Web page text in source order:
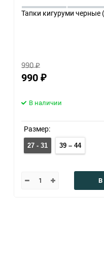
Тапки кигуруми черные
990₽
990 ₽
В наличии
Размер:
27 - 31 39 – 44